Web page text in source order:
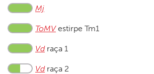
Mj
ToMVestirpe Tm1
Vdraça 1
Vdraça 2